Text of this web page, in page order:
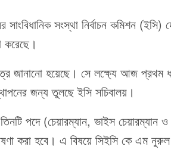
সংস্থা নির্বাচন কমিশন
করেছে।
জানানো হয়েছে। সে লক্ষ্যে আজ প্রথম
জন্য তুলছে ইসি সচিবালয়।
পদে (চেয়ারম্যান, ভাইস চেয়ারম্যান
করা হবে। এ বিষয়ে সিইসি কে এম নুরুল